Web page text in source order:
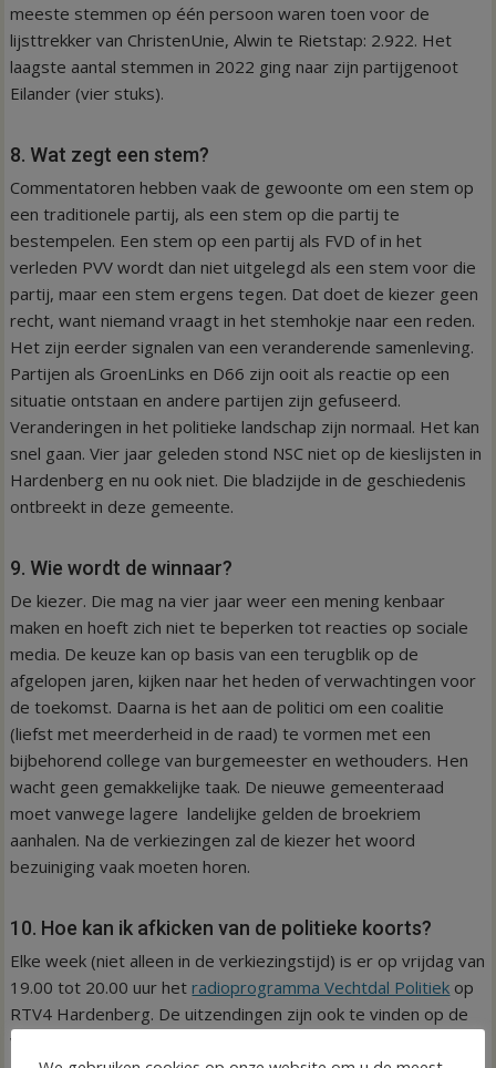
meeste stemmen op één persoon waren toen voor de
lijsttrekker van ChristenUnie, Alwin te Rietstap: 2.922. Het
laagste aantal stemmen in 2022 ging naar zijn partijgenoot
Eilander (vier stuks).
8. Wat zegt een stem?
Commentatoren hebben vaak de gewoonte om een stem op
een traditionele partij, als een stem op die partij te
bestempelen. Een stem op een partij als FVD of in het
verleden PVV wordt dan niet uitgelegd als een stem voor die
partij, maar een stem ergens tegen. Dat doet de kiezer geen
recht, want niemand vraagt in het stemhokje naar een reden.
Het zijn eerder signalen van een veranderende samenleving.
Partijen als GroenLinks en D66 zijn ooit als reactie op een
situatie ontstaan en andere partijen zijn gefuseerd.
Veranderingen in het politieke landschap zijn normaal. Het kan
snel gaan. Vier jaar geleden stond NSC niet op de kieslijsten in
Hardenberg en nu ook niet. Die bladzijde in de geschiedenis
ontbreekt in deze gemeente.
9. Wie wordt de winnaar?
De kiezer. Die mag na vier jaar weer een mening kenbaar
maken en hoeft zich niet te beperken tot reacties op sociale
media. De keuze kan op basis van een terugblik op de
afgelopen jaren, kijken naar het heden of verwachtingen voor
de toekomst. Daarna is het aan de politici om een coalitie
(liefst met meerderheid in de raad) te vormen met een
bijbehorend college van burgemeester en wethouders. Hen
wacht geen gemakkelijke taak. De nieuwe gemeenteraad
moet vanwege lagere landelijke gelden de broekriem
aanhalen. Na de verkiezingen zal de kiezer het woord
bezuiniging vaak moeten horen.
10. Hoe kan ik afkicken van de politieke koorts?
Elke week (niet alleen in de verkiezingstijd) is er op vrijdag van
19.00 tot 20.00 uur hetradioprogramma Vechtdal Politiek op
RTV4 Hardenberg. De uitzendingen zijn ook te vinden op de
website en via